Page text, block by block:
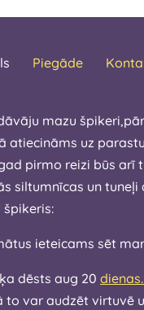
Piegāde
mazu
atiecināms uz
siltumnīcas un
špikeris:
Tomātus
dēsts aug 20
to var audzēt virtuvē